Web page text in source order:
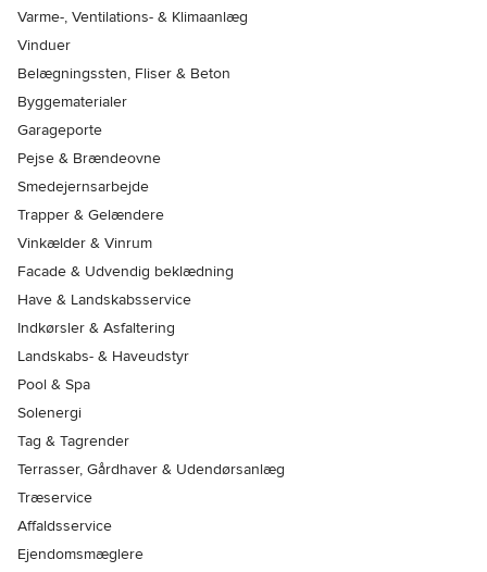
Varme-, Ventilations- & Klimaanlæg
Vinduer
Belægningssten, Fliser & Beton
Byggematerialer
Garageporte
Pejse & Brændeovne
Smedejernsarbejde
Trapper & Gelændere
Vinkælder & Vinrum
Facade & Udvendig beklædning
Have & Landskabsservice
Indkørsler & Asfaltering
Landskabs- & Haveudstyr
Pool & Spa
Solenergi
Tag & Tagrender
Terrasser, Gårdhaver & Udendørsanlæg
Træservice
Affaldsservice
Ejendomsmæglere